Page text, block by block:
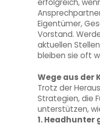
erfolgreich,
Eigentümer,
Vorstand.
aktuellen
bleiben sie oft
Wege aus der
Trotz der
Strategien, die
unterstützen,
1. Headhunter